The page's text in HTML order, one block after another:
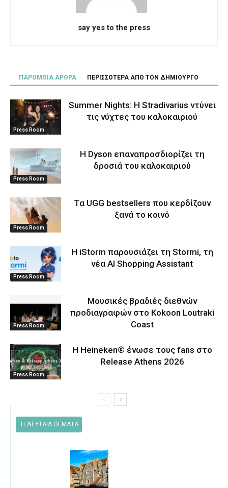
say yes to the press
ΠΑΡΟΜΟΙΑ ΑΡΘΡΑ ΠΕΡΙΣΣΟΤΕΡΑ ΑΠΟ ΤΟΝ ΔΗΜΙΟΥΡΓΟ
Press Room
Summer Nights: Η Stradivarius ντύνει
τις νύχτες του καλοκαιριού
Press Room
Η Dyson επαναπροσδιορίζει τη
δροσιά του καλοκαιριού
Press Room
Τα UGG bestsellers που κερδίζουν
ξανά το κοινό
Press Room
Η iStorm παρουσιάζει τη Stormi, τη
νέα AI Shopping Assistant
Press Room
Μουσικές βραδιές διεθνών
προδιαγραφών στο Kokoon Loutraki
Coast
Press Room
Η Heineken® ένωσε τους fans στο
Release Athens 2026
ΤΕΛΕΥΤΑΙΑ ΘΕΜΑΤΑ